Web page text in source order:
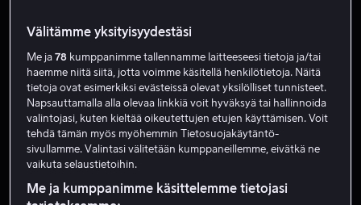
Anna Chancellor
Näyttelijä
Välitämme yksityisyydestäsi
Me ja78 kumppanimme tallennamme laitteeseesi tietoja ja/tai
haemme niitä siitä, jotta voimme käsitellä henkilötietoja. Näitä
tietoja ovat esimerkiksi evästeissä olevat yksilölliset tunnisteet.
Napsauttamalla alla olevaa linkkiä voit hyväksyä tai hallinnoida
valintojasi, kuten kieltää oikeutettujen etujen käyttämisen. Voit
tehdä tämän myös myöhemmin Tietosuojakäytäntö-
sivullamme. Valintasi välitetään kumppaneillemme, eivätkä ne
vaikuta selaustietoihin.
Me ja kumppanimme käsittelemme tietojasi